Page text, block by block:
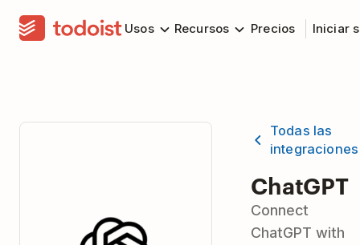
Usos Recursos Precios Iniciar
Todas las
integraciones
ChatGPT
Connect
ChatGPT with